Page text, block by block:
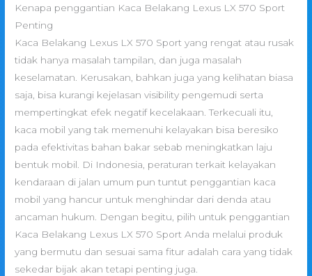
Kenapa penggantian Kaca Belakang Lexus LX 570 Sport
Penting
Kaca Belakang Lexus LX 570 Sport yang rengat atau rusak
tidak hanya masalah tampilan, dan juga masalah
keselamatan. Kerusakan, bahkan juga yang kelihatan biasa
saja, bisa kurangi kejelasan visibility pengemudi serta
mempertingkat efek negatif kecelakaan. Terkecuali itu,
kaca mobil yang tak memenuhi kelayakan bisa beresiko
pada efektivitas bahan bakar sebab meningkatkan laju
bentuk mobil. Di Indonesia, peraturan terkait kelayakan
kendaraan di jalan umum pun tuntut penggantian kaca
mobil yang hancur untuk menghindar dari denda atau
ancaman hukum. Dengan begitu, pilih untuk penggantian
Kaca Belakang Lexus LX 570 Sport Anda melalui produk
yang bermutu dan sesuai sama fitur adalah cara yang tidak
sekedar bijak akan tetapi penting juga.